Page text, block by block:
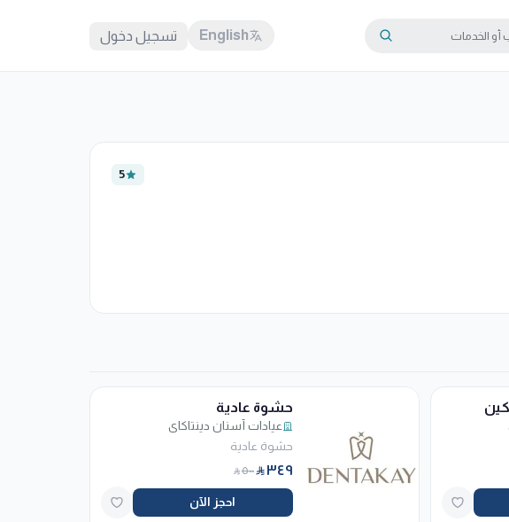
English تسجيل دخول
5
حشوة عادية
عيادات أسنان دينتاكاي
حشوة عادية
٣٤٩ ٥٠٠
احجز الآن